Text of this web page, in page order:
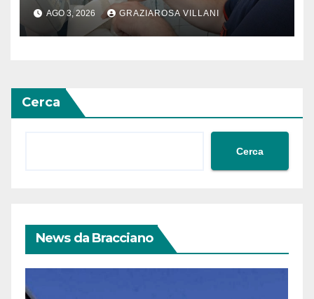
AGO 3, 2026 GRAZIAROSA VILLANI
Cerca
Cerca
News da Bracciano